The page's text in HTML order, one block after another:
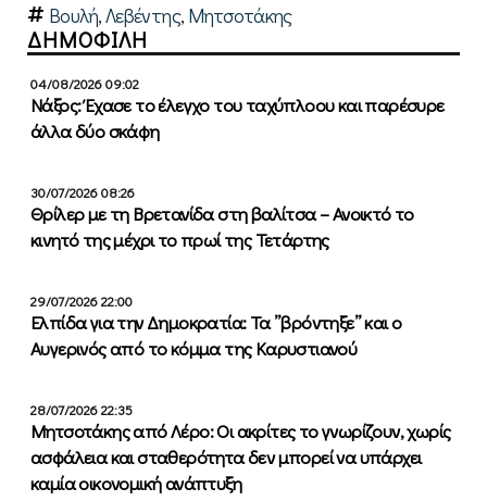
Βουλή,Λεβέντης, Μητσοτάκης
ΔΗΜΟΦΙΛΗ
04/08/2026 09:02
Νάξος: Έχασε το έλεγχο του ταχύπλοου και παρέσυρε
άλλα δύο σκάφη
30/07/2026 08:26
Θρίλερ με τη Βρετανίδα στη βαλίτσα – Ανοικτό το
κινητό της μέχρι το πρωί της Τετάρτης
29/07/2026 22:00
Ελπίδα για την Δημοκρατία: Τα ”βρόντηξε” και ο
Αυγερινός από το κόμμα της Καρυστιανού
28/07/2026 22:35
Μητσοτάκης από Λέρο: Οι ακρίτες το γνωρίζουν, χωρίς
ασφάλεια και σταθερότητα δεν μπορεί να υπάρχει
καμία οικονομική ανάπτυξη